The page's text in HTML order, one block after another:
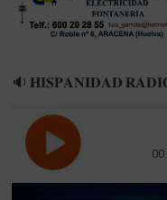
🔉 𝐇𝐈𝐒𝐏𝐀𝐍𝐈𝐃𝐀𝐃